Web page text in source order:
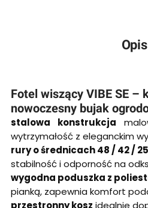
Opis
Fotel wiszący VIBE SE –
nowoczesny bujak
stalowa konstrukcja
wytrzymałość z eleganckim
rury o średnicach 48 / 42 /
stabilność i odporność na
wygodna poduszka z
pianką, zapewnia komfort
przestronny kosz idealnie